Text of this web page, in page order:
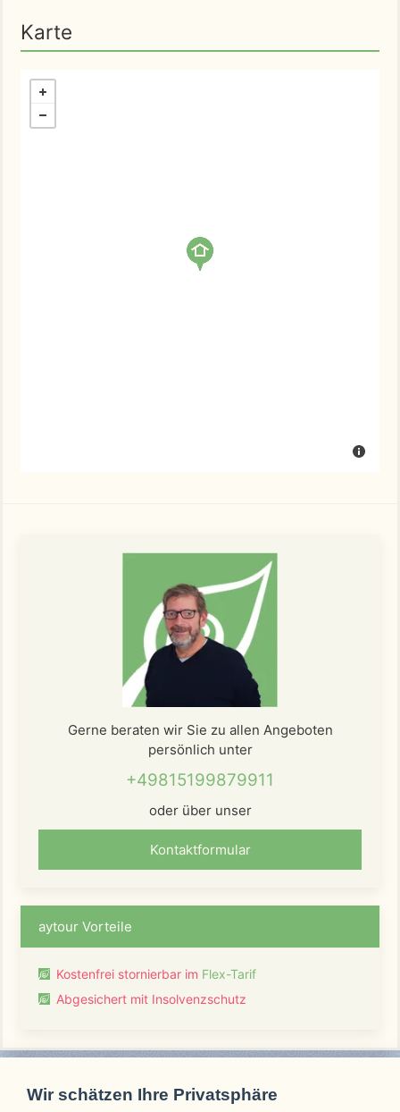
Karte
Gerne beraten wir Sie zu allen Angeboten
persönlich unter
+49815199879911
oder über unser
Kontaktformular
aytour Vorteile
Kostenfrei stornierbar im Flex-Tarif
Abgesichert mit Insolvenzschutz
Wir schätzen Ihre Privatsphäre